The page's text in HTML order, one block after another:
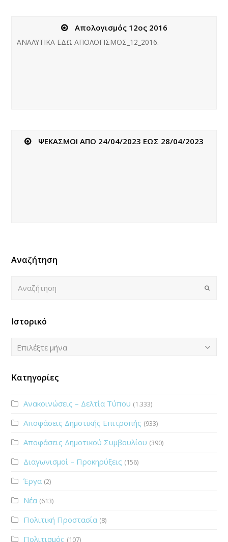
Απολογισμός 12ος 2016
ΑΝΑΛΥΤΙΚΑ ΕΔΩ AΠΟΛΟΓΙΣΜΟΣ_12_2016.
ΨΕΚΑΣΜΟΙ ΑΠΟ 24/04/2023 ΕΩΣ 28/04/2023
Αναζήτηση
Submit
Ιστορικό
Ιστορικό
Επιλέξτε μήνα
Κατηγορίες
Ανακοινώσεις – Δελτία Τύπου (1.333)
Αποφάσεις Δημοτικής Επιτροπής (933)
Αποφάσεις Δημοτικού Συμβουλίου (390)
Διαγωνισμοί – Προκηρύξεις (156)
Έργα (2)
Νέα (613)
Πολιτική Προστασία (8)
Πολιτισμός (107)